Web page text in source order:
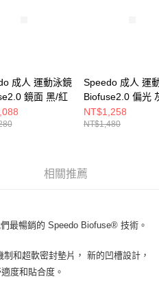
成人 運動泳鏡
鏡面 黑/紅
Speedo 成人 運
Biofuse2.0 偏光
深綠/黃
NT$1,258
NT$1,480
相關推薦
最暢銷的 Speedo Biofuse® 技術。
和超軟密封墊片， 新的凹槽設計，
度和貼合度。